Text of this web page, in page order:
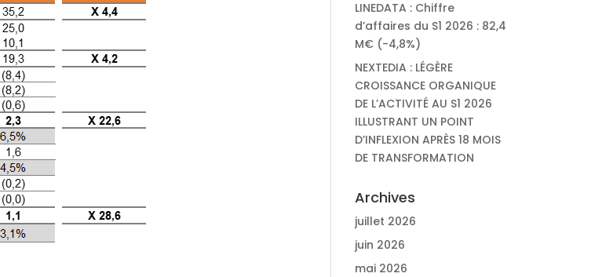
LINEDATA : Chiffre
d’affaires du S1 2026 : 82,4
M€ (-4,8%)
NEXTEDIA : LÉGÈRE
CROISSANCE ORGANIQUE
DE L’ACTIVITÉ AU S1 2026
ILLUSTRANT UN POINT
D’INFLEXION APRÈS 18 MOIS
DE TRANSFORMATION
Archives
juillet 2026
juin 2026
mai 2026